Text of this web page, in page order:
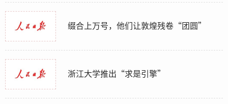
缀合上万号，他们让敦煌残卷“团圆”
浙江大学推出“求是引擎”